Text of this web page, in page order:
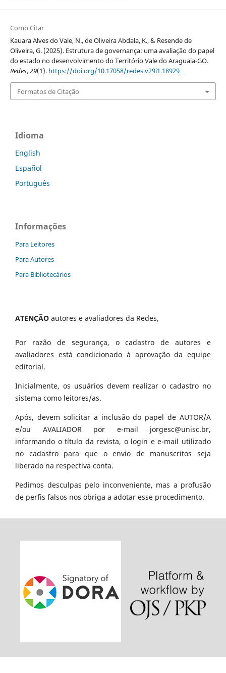
Como Citar
Kauara Alves do Vale, N., de Oliveira Abdala, K., & Resende de
Oliveira, G. (2025). Estrutura de governança: uma avaliação do papel
do estado no desenvolvimento do Território Vale do Araguaia-GO.
Redes,29(1). https://doi.org/10.17058/redes.v29i1.18929
Formatos de Citação
Idioma
English
Español
Português
Informações
Para Leitores
Para Autores
Para Bibliotecários
ATENÇÃO autores e avaliadores da Redes,
Por razão de segurança, o cadastro de autores e
avaliadores está condicionado à aprovação da equipe
editorial.
Inicialmente, os usuários devem realizar o cadastro no
sistema como leitores/as.
Após, devem solicitar a inclusão do papel de AUTOR/A
e/ou AVALIADOR por e-mail jorgesc@unisc.br,
informando o título da revista, o login e e-mail utilizado
no cadastro para que o envio de manuscritos seja
liberado na respectiva conta.
Pedimos desculpas pelo inconveniente, mas a profusão
de perfis falsos nos obriga a adotar esse procedimento.